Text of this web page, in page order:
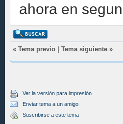
ahora en
« Tema previo Tema siguiente »
Ver la versión para impresión
Enviar tema a un amigo
Suscribirse a este tema